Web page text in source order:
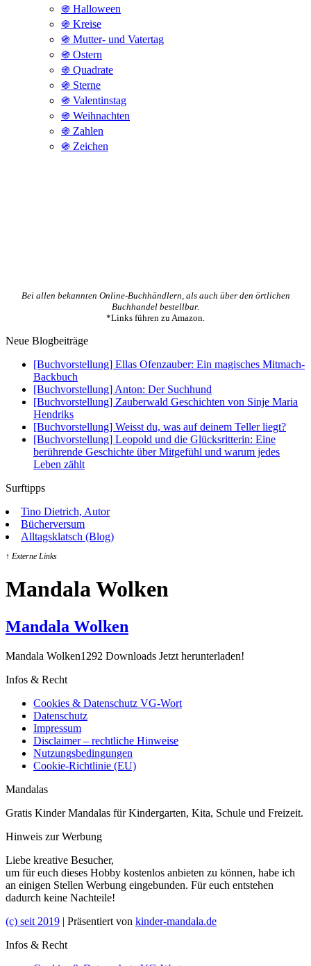
֍ Halloween
֍ Kreise
֍ Mutter- und Vatertag
֍ Ostern
֍ Quadrate
֍ Sterne
֍ Valentinstag
֍ Weihnachten
֍ Zahlen
֍ Zeichen
Bei allen bekannten Online-Buchhändlern, als auch über den örtlichen
Buchhandel bestellbar.
*Links führen zu Amazon.
Neue Blogbeiträge
[Buchvorstellung] Ellas Ofenzauber: Ein magisches Mitmach-
Backbuch
[Buchvorstellung] Anton: Der Suchhund
[Buchvorstellung] Zauberwald Geschichten von Sinje Maria
Hendriks
[Buchvorstellung] Weisst du, was auf deinem Teller liegt?
[Buchvorstellung] Leopold und die Glücksritterin: Eine
berührende Geschichte über Mitgefühl und warum jedes
Leben zählt
Surftipps
Tino Dietrich, Autor
Bücherversum
Alltagsklatsch (Blog)
↑ Externe Links
Mandala Wolken
Mandala Wolken
Mandala Wolken1292 Downloads Jetzt herunterladen!
Infos & Recht
Cookies & Datenschutz VG-Wort
Datenschutz
Impressum
Disclaimer – rechtliche Hinweise
Nutzungsbedingungen
Cookie-Richtlinie (EU)
Mandalas
Gratis Kinder Mandalas für Kindergarten, Kita, Schule und Freizeit.
Hinweis zur Werbung
Liebe kreative Besucher,
um für euch dieses Hobby kostenlos anbieten zu können, habe ich
an einigen Stellen Werbung eingebunden. Für euch entstehen
dadurch keine Nachteile!
(c) seit 2019 | Präsentiert von kinder-mandala.de
Infos & Recht